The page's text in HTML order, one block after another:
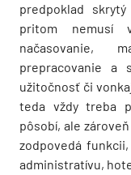
predpoklad
pritom nemusí
načasovanie,
prepracovanie a
užitočnosť či
teda vždy treba
pôsobí, ale
zodpovedá
administratívu,